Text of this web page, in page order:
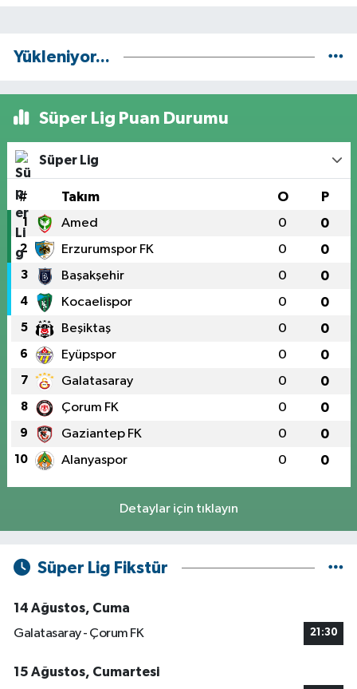
Yükleniyor...
Süper Lig Puan Durumu
Süper Lig
# Takım O P
1 Amed 0 0
2 Erzurumspor FK 0 0
3 Başakşehir 0 0
4 Kocaelispor 0 0
5 Beşiktaş 0 0
6 Eyüpspor 0 0
7 Galatasaray 0 0
8 Çorum FK 0 0
9 Gaziantep FK 0 0
10 Alanyaspor 0 0
Detaylar için tıklayın
Süper Lig Fikstür
14 Ağustos, Cuma
Galatasaray - Çorum FK
21:30
15 Ağustos, Cumartesi